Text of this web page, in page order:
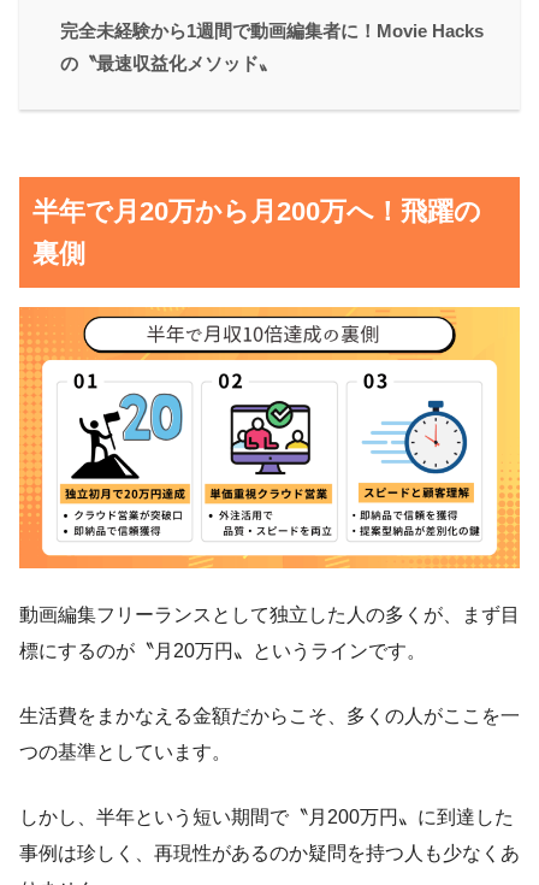
完全未経験から1週間で動画編集者に！Movie Hacks
の〝最速収益化メソッド〟
半年で月20万から月200万へ！飛躍の
裏側
動画編集フリーランスとして独立した人の多くが、まず目
標にするのが〝月20万円〟というラインです。
生活費をまかなえる金額だからこそ、多くの人がここを一
つの基準としています。
しかし、半年という短い期間で〝月200万円〟に到達した
事例は珍しく、再現性があるのか疑問を持つ人も少なくあ